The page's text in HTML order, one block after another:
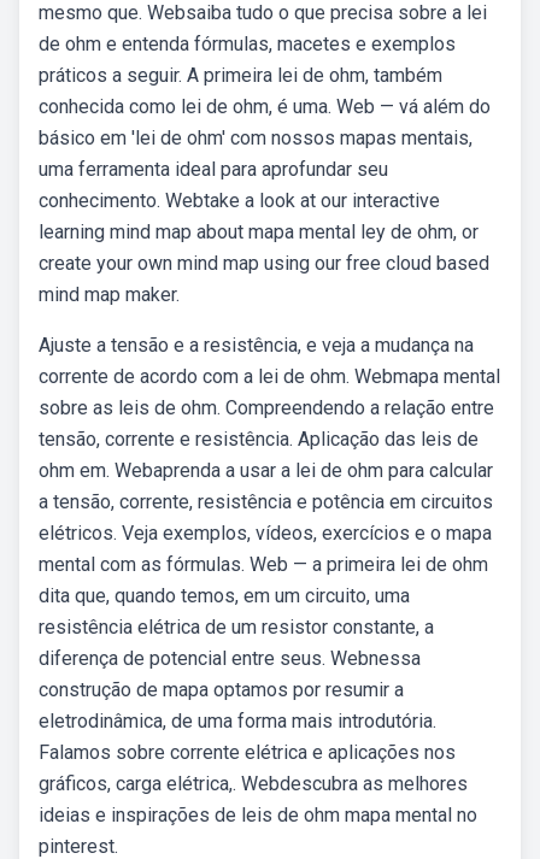
mesmo que. Websaiba tudo o que precisa sobre a lei
de ohm e entenda fórmulas, macetes e exemplos
práticos a seguir. A primeira lei de ohm, também
conhecida como lei de ohm, é uma. Web — vá além do
básico em 'lei de ohm' com nossos mapas mentais,
uma ferramenta ideal para aprofundar seu
conhecimento. Webtake a look at our interactive
learning mind map about mapa mental ley de ohm, or
create your own mind map using our free cloud based
mind map maker.
Ajuste a tensão e a resistência, e veja a mudança na
corrente de acordo com a lei de ohm. Webmapa mental
sobre as leis de ohm. Compreendendo a relação entre
tensão, corrente e resistência. Aplicação das leis de
ohm em. Webaprenda a usar a lei de ohm para calcular
a tensão, corrente, resistência e potência em circuitos
elétricos. Veja exemplos, vídeos, exercícios e o mapa
mental com as fórmulas. Web — a primeira lei de ohm
dita que, quando temos, em um circuito, uma
resistência elétrica de um resistor constante, a
diferença de potencial entre seus. Webnessa
construção de mapa optamos por resumir a
eletrodinâmica, de uma forma mais introdutória.
Falamos sobre corrente elétrica e aplicações nos
gráficos, carga elétrica,. Webdescubra as melhores
ideias e inspirações de leis de ohm mapa mental no
pinterest.